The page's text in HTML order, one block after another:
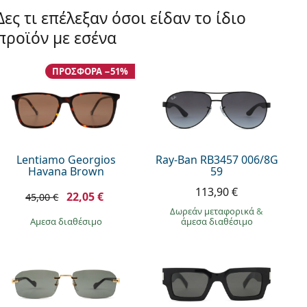
τι επέλεξαν όσοι είδαν το ίδιο
με εσένα
Lentiamo Georgios
Havana Brown
ΠΡΟΣΦΟΡΆ −51%
45,00 € 22,05 €
άμεσα διαθέσιμο
Ray-Ban RB3457 006/8G
59
113,90 €
Δωρεάν μεταφορικά&
άμεσα διαθέσιμο